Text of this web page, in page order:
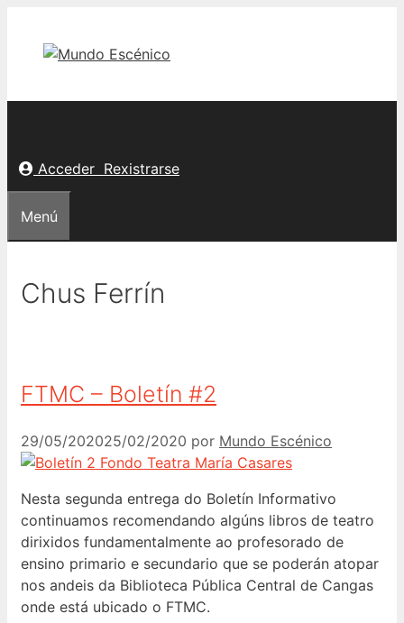
contido
Acceder Rexistrarse
Menú
Chus Ferrín
FTMC – Boletín #2
29/05/202025/02/2020 por Mundo Escénico
Nesta segunda entrega do Boletín Informativo
continuamos recomendando algúns libros de teatro
dirixidos fundamentalmente ao profesorado de
ensino primario e secundario que se poderán atopar
nos andeis da Biblioteca Pública Central de Cangas
onde está ubicado o FTMC.